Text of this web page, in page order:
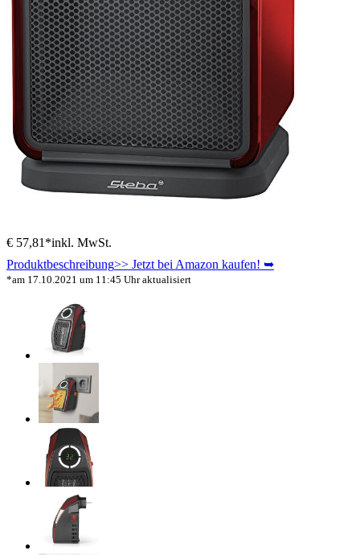
€ 57,81*inkl. MwSt.
Produktbeschreibung>> Jetzt bei Amazon kaufen! ➥
*am 17.10.2021 um 11:45 Uhr aktualisiert